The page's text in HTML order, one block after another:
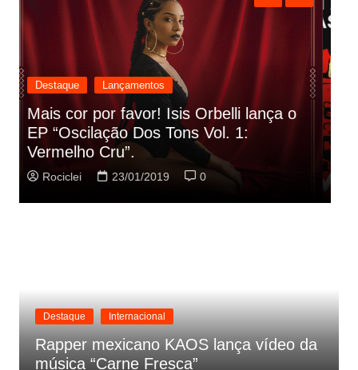
Destaque Lançamentos
Rashid vai buscar nos HQs as
referencias do clipe de sua nova
música
Rociclei 22/01/2019
Destaque Internacional
Rapper mexicano KAOS lança vídeo da
música “Carne Fresca”